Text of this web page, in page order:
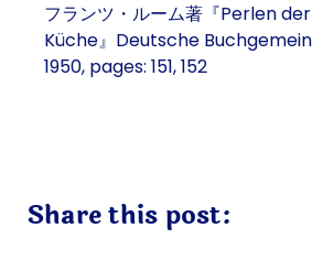
フランツ・ルーム著『Perlen
Küche』Deutsche
1950, pages: 151, 152
Share this post: